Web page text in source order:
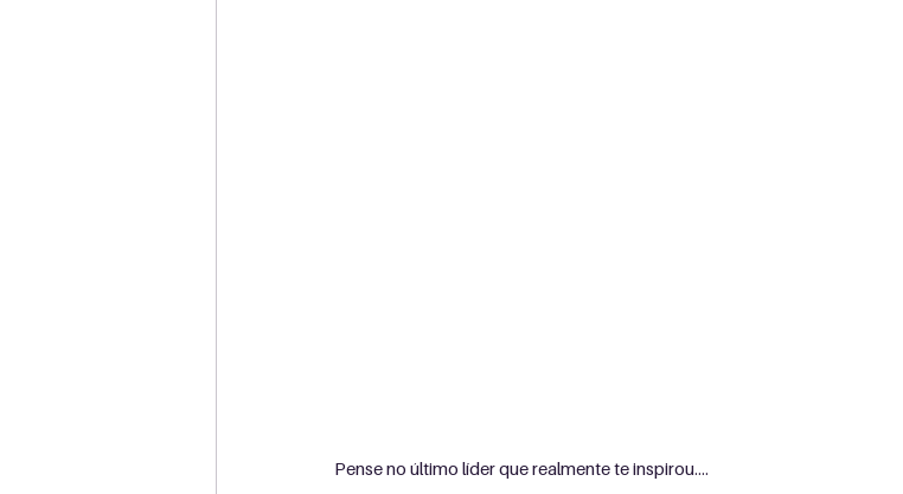
Pense no último líder que realmente te inspirou....